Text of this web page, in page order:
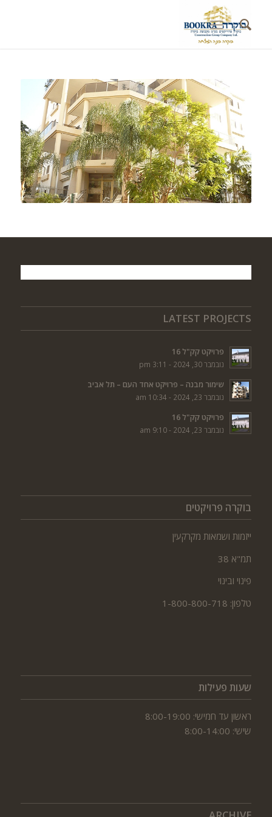
LATEST PROJECTS
פרויקט קק"ל 16
נובמבר 30, 2024 - 3:11 pm
שימור מבנה – פרויקט אחד העם – תל אביב
נובמבר 23, 2024 - 10:34 am
פרויקט קק"ל 16
נובמבר 23, 2024 - 9:10 am
בוקרה פרויקטים
ייזמות ושמאות מקרקעין
תמ"א 38
פינוי ובינוי
טלפון: 1-800-800-718
שעות פעילות
ראשון עד חמישי: 8:00-19:00
שישי: 8:00-14:00